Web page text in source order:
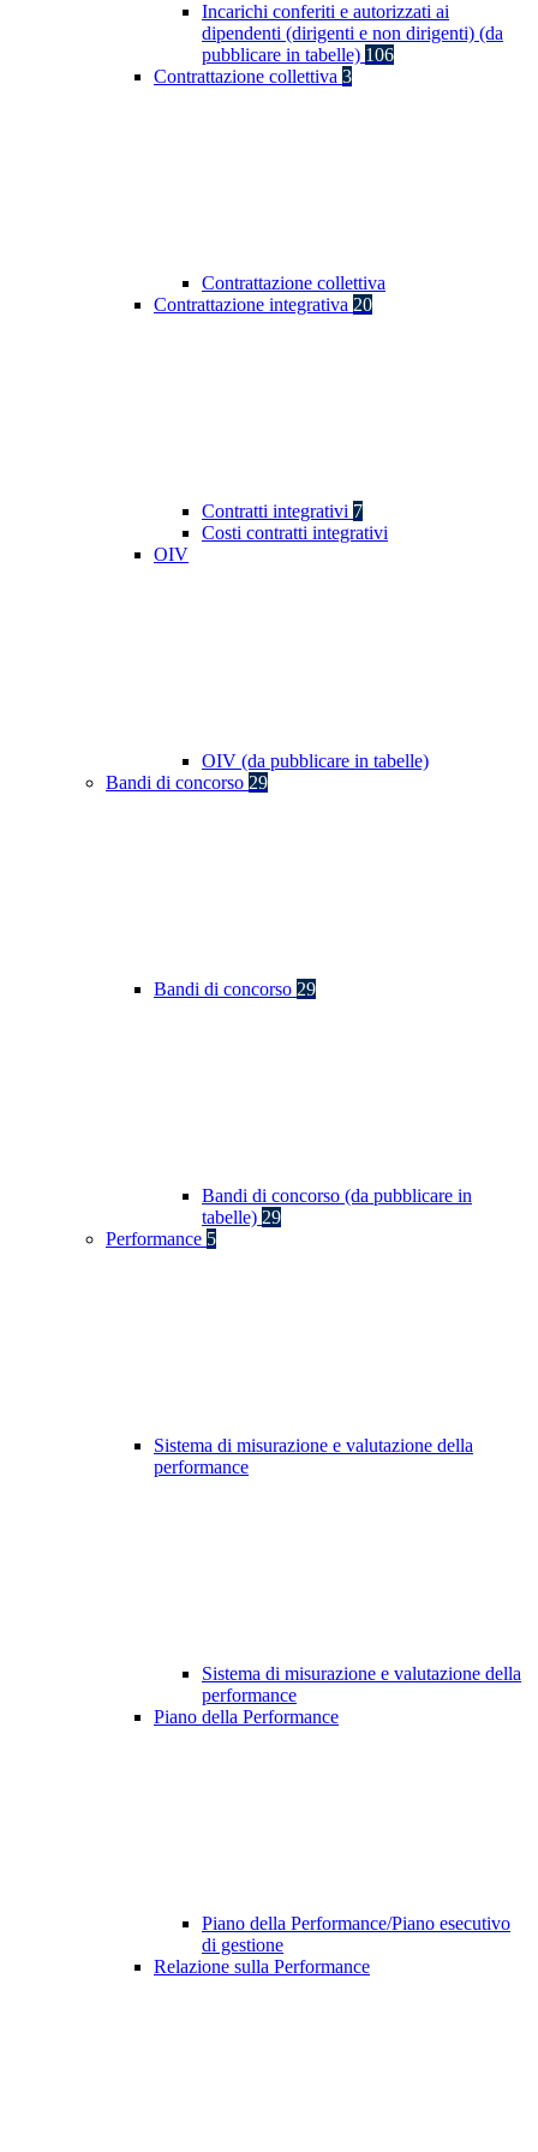
Incarichi conferiti e autorizzati ai
dipendenti (dirigenti e non dirigenti) (da
pubblicare in tabelle) 106
Contrattazione collettiva 3
Contrattazione collettiva
Contrattazione integrativa 20
Contratti integrativi 7
Costi contratti integrativi
OIV
OIV (da pubblicare in tabelle)
Bandi di concorso 29
Bandi di concorso 29
Bandi di concorso (da pubblicare in
tabelle) 29
Performance 5
Sistema di misurazione e valutazione della
performance
Sistema di misurazione e valutazione della
performance
Piano della Performance
Piano della Performance/Piano esecutivo
di gestione
Relazione sulla Performance